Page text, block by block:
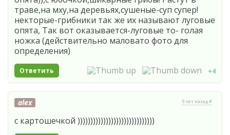
траве,на мху,на деревьях,сушеные-суп супер!
некторые-грибники так же их называют луговые
опята, Так вот оказывается-луговые то- голая
ножка (действительно маловато фото для
определения)
Ответить +4
alex 9 лет назад #
с картошечкой ))))))))))))))))))))))))))))))